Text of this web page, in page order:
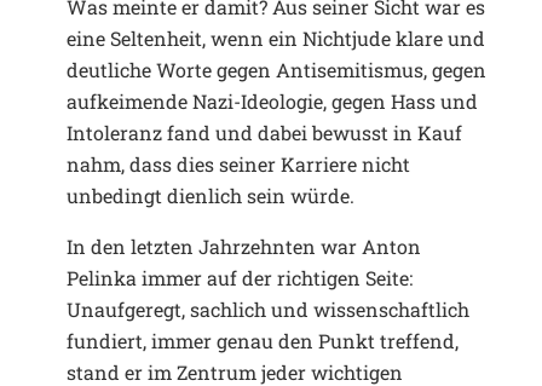
Was meinte er damit? Aus seiner Sicht war es
eine Seltenheit, wenn ein Nichtjude klare und
deutliche Worte gegen Antisemitismus, gegen
aufkeimende Nazi-Ideologie, gegen Hass und
Intoleranz fand und dabei bewusst in Kauf
nahm, dass dies seiner Karriere nicht
unbedingt dienlich sein würde.
In den letzten Jahrzehnten war Anton
Pelinka immer auf der richtigen Seite:
Unaufgeregt, sachlich und wissenschaftlich
fundiert, immer genau den Punkt treffend,
stand er im Zentrum jeder wichtigen